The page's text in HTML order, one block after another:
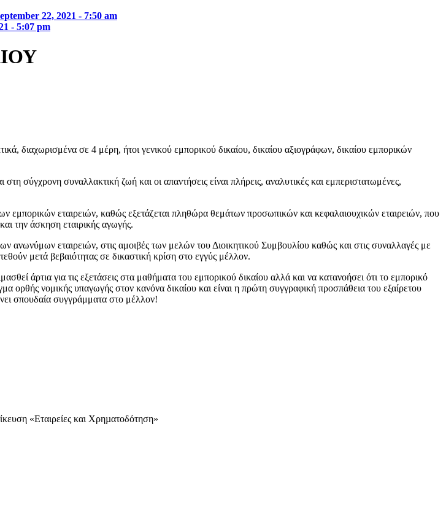
22, 2021 - 7:50 am
- 5:07 pm
διαχωρισμένα σε 4 μέρη, ήτοι γενικού εμπορικού δικαίου, δικαίου αξιογράφων, δικαίου εμπορικών
σύγχρονη συναλλακτική ζωή και οι απαντήσεις είναι πλήρεις, αναλυτικές και εμπεριστατωμένες,
εμπορικών εταιρειών, καθώς εξετάζεται πληθώρα θεμάτων προσωπικών και κεφαλαιουχικών εταιρειών, που
την άσκηση εταιρικής αγωγής.
εταιρειών, στις αμοιβές των μελών του Διοικητικού Συμβουλίου καθώς και στις συναλλαγές με
μετά βεβαιότητας σε δικαστική κρίση στο εγγύς μέλλον.
άρτια για τις εξετάσεις στα μαθήματα του εμπορικού δικαίου αλλά και να κατανοήσει ότι το εμπορικό
ορθής νομικής υπαγωγής στον κανόνα δικαίου και είναι η πρώτη συγγραφική προσπάθεια του εξαίρετου
σπουδαία συγγράμματα στο μέλλον!
«Εταιρείες και Χρηµατοδότηση»